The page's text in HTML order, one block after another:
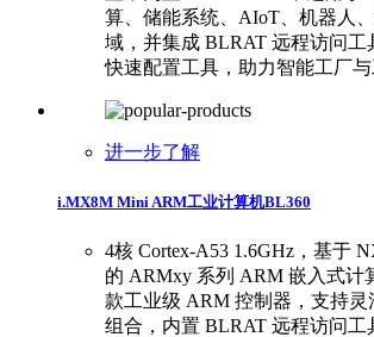
算、储能系统、AIoT、机器人
域，并集成 BLRAT 远程访问工
快速配置工具，助力智能工厂与
进一步了解
i.MX8M Mini ARM工业计算机BL360
4核 Cortex-A53 1.6GHz，基于
的 ARMxy 系列 ARM 嵌入式计
款工业级 ARM 控制器，支持灵
组合，内置 BLRAT 远程访问工